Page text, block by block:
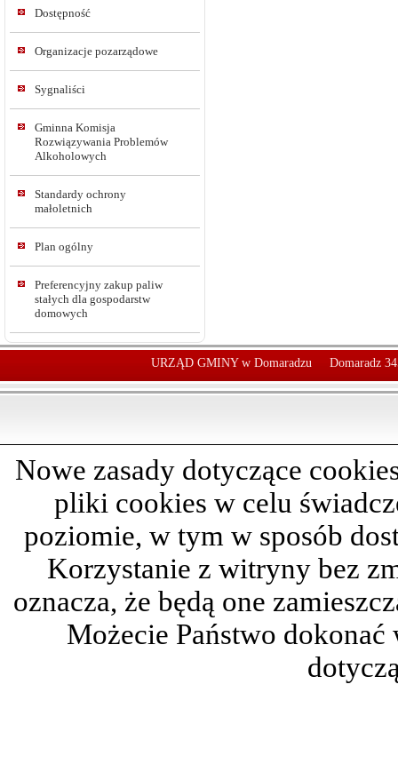
Dostępność
Organizacje pozarządowe
Sygnaliści
Gminna Komisja
Rozwiązywania Problemów
Alkoholowych
Standardy ochrony
małoletnich
Plan ogólny
Preferencyjny zakup paliw
stałych dla gospodarstw
domowych
URZĄD GMINY w Domaradzu Domaradz
Nowe zasady dotyczące
pliki cookies w celu
poziomie, w tym w sposób
Korzystanie z witryny bez
oznacza, że będą one
Możecie Państwo